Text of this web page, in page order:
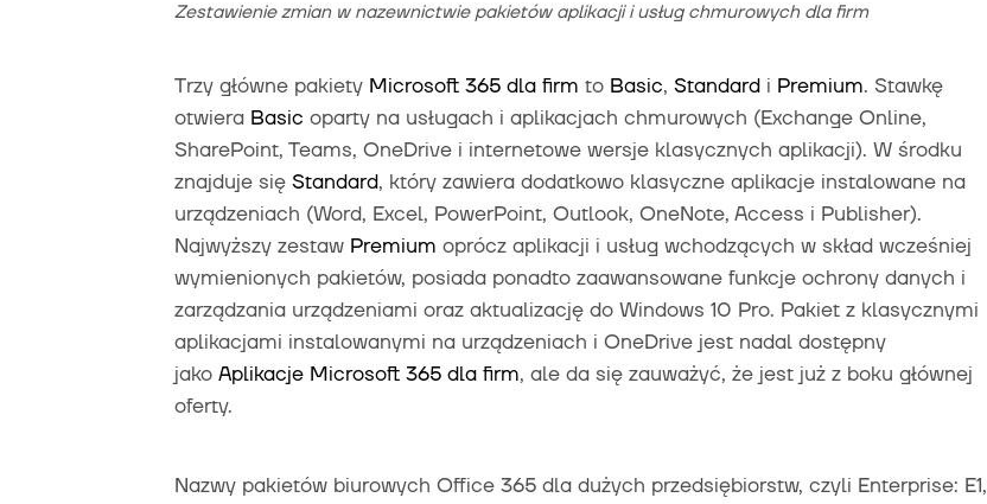
Zestawienie zmian w nazewnictwie pakietów aplikacji i usług chmurowych dla firm
Trzy główne pakiety Microsoft 365 dla firm to Basic, Standard i Premium. Stawkę
otwiera Basic oparty na usługach i aplikacjach chmurowych (Exchange Online,
SharePoint, Teams, OneDrive i internetowe wersje klasycznych aplikacji). W środku
znajduje się Standard, który zawiera dodatkowo klasyczne aplikacje instalowane na
urządzeniach (Word, Excel, PowerPoint, Outlook, OneNote, Access i Publisher).
Najwyższy zestaw Premium oprócz aplikacji i usług wchodzących w skład wcześniej
wymienionych pakietów, posiada ponadto zaawansowane funkcje ochrony danych i
zarządzania urządzeniami oraz aktualizację do Windows 10 Pro. Pakiet z klasycznymi
aplikacjami instalowanymi na urządzeniach i OneDrive jest nadal dostępny
jako Aplikacje Microsoft 365 dla firm, ale da się zauważyć, że jest już z boku głównej
oferty.
Nazwy pakietów biurowych Office 365 dla dużych przedsiębiorstw, czyli Enterprise: E1,